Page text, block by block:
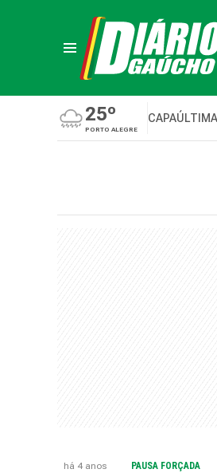
25º
PORTO ALEGRE
CAPA
há 4 anos PAUSA FORÇADA